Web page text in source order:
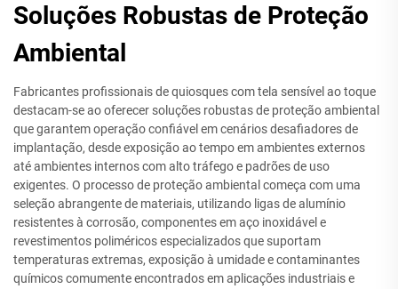
Soluções Robustas de Proteção
Ambiental
Fabricantes profissionais de quiosques com tela sensível ao toque
destacam-se ao oferecer soluções robustas de proteção ambiental
que garantem operação confiável em cenários desafiadores de
implantação, desde exposição ao tempo em ambientes externos
até ambientes internos com alto tráfego e padrões de uso
exigentes. O processo de proteção ambiental começa com uma
seleção abrangente de materiais, utilizando ligas de alumínio
resistentes à corrosão, componentes em aço inoxidável e
revestimentos poliméricos especializados que suportam
temperaturas extremas, exposição à umidade e contaminantes
químicos comumente encontrados em aplicações industriais e